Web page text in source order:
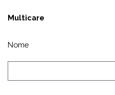
Multicare
Nome